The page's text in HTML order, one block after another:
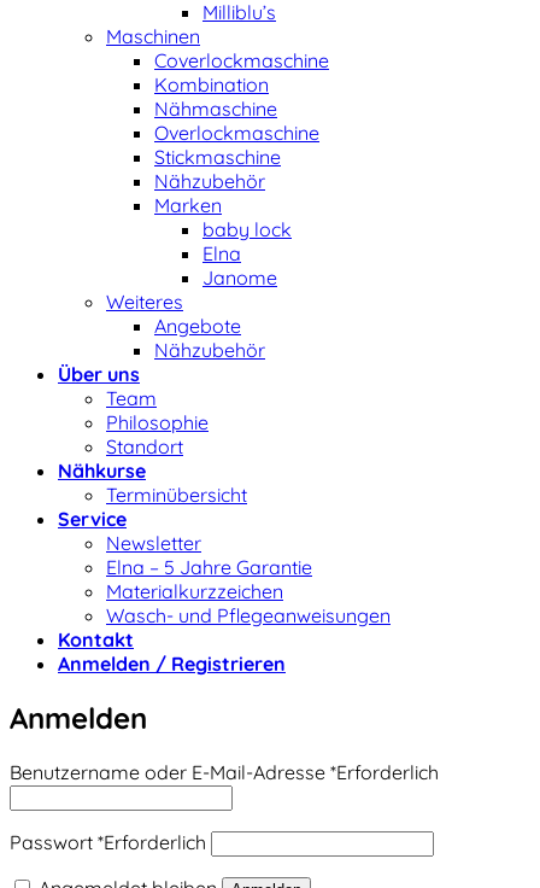
Milliblu’s
Maschinen
Coverlockmaschine
Kombination
Nähmaschine
Overlockmaschine
Stickmaschine
Nähzubehör
Marken
baby lock
Elna
Janome
Weiteres
Angebote
Nähzubehör
Über uns
Team
Philosophie
Standort
Nähkurse
Terminübersicht
Service
Newsletter
Elna – 5 Jahre Garantie
Materialkurzzeichen
Wasch- und Pflegeanweisungen
Kontakt
Anmelden / Registrieren
Anmelden
Benutzername oder E-Mail-Adresse *Erforderlich
Passwort *Erforderlich